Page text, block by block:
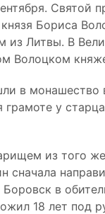
Святой
Бориса
из Литвы. В
Волоцком
в монашество
у
из того
в
18 лет под